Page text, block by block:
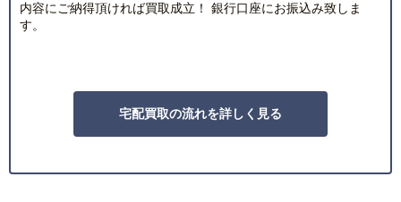
内容にご納得頂ければ買取成立！ 銀行口座にお振込み致しま
す。
宅配買取の流れを詳しく見る